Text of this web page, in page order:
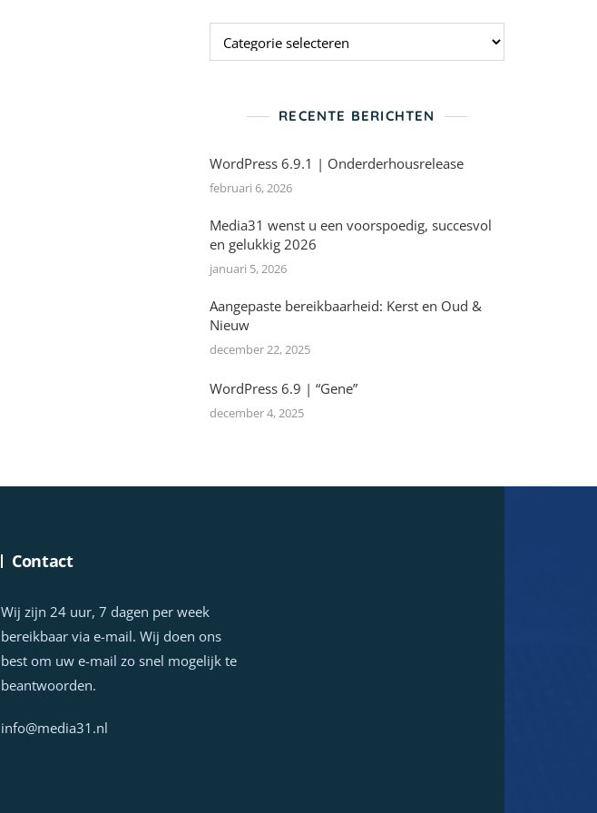
RECENTE BERICHTEN
WordPress 6.9.1 | Onderderhousrelease
februari 6, 2026
Media31 wenst u een voorspoedig, succesvol
en gelukkig 2026
januari 5, 2026
Aangepaste bereikbaarheid: Kerst en Oud &
Nieuw
december 22, 2025
WordPress 6.9 | “Gene”
december 4, 2025
Contact
Wij zijn 24 uur, 7 dagen per week
bereikbaar via e-mail. Wij doen ons
best om uw e-mail zo snel mogelijk te
beantwoorden.
info@media31.nl